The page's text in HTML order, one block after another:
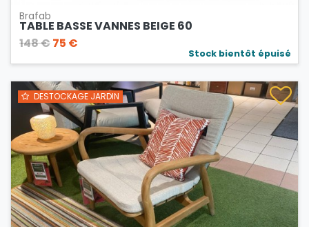
Brafab
TABLE BASSE VANNES BEIGE 60
148 €75 €
Stock bientôt épuisé
DESTOCKAGE JARDIN